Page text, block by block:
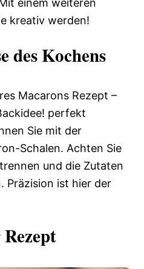
einem weiteren
kreativ werden!
des Kochens
Macarons Rezept –
perfekt
Sie mit der
Schalen. Achten Sie
und die Zutaten
Präzision ist hier der